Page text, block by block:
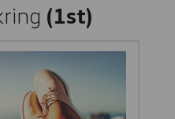
(1st)